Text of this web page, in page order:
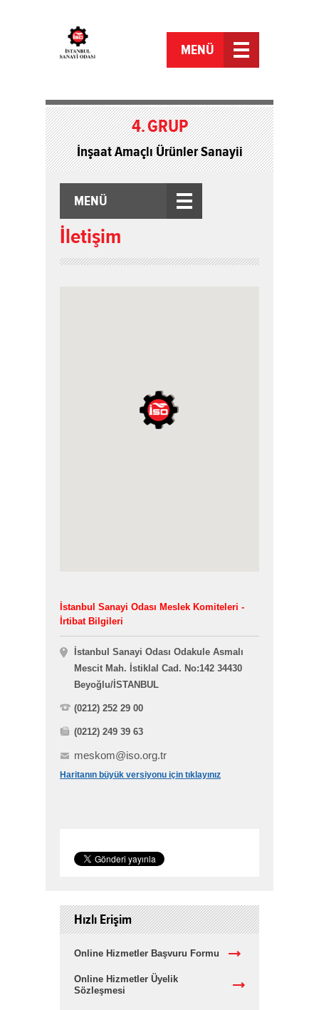
4.GRUP
İnşaat Amaçlı Ürünler Sanayii
MENÜ
MENÜ
İletişim
İstanbul Sanayi Odası Meslek Komiteleri -
İrtibat Bilgileri
İstanbul Sanayi Odası Odakule Asmalı
Mescit Mah. İstiklal Cad. No:142 34430
Beyoğlu/İSTANBUL
(0212) 252 29 00
(0212) 249 39 63
meskom@iso.org.tr
Haritanın büyük versiyonu için tıklayınız
Hızlı Erişim
Online Hizmetler Başvuru Formu
Online Hizmetler Üyelik
Sözleşmesi